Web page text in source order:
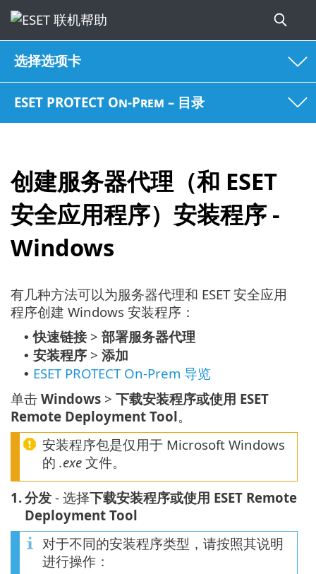
选择选项卡
ESET PROTECT On-Prem – 目录
创建服务器代理（和 ESET
安全应用程序）安装程序 -
Windows
有几种方法可以为服务器代理和 ESET 安全应用
程序创建 Windows 安装程序：
• 快速链接 > 部署服务器代理
• 安装程序 > 添加
• ESET PROTECT On-Prem 导览
单击 Windows > 下载安装程序或使用 ESET
Remote Deployment Tool。
安装程序包是仅用于 Microsoft Windows
的 .exe 文件。
1.分发 - 选择下载安装程序或使用 ESET Remote
Deployment Tool
对于不同的安装程序类型，请按照其说明
进行操作：